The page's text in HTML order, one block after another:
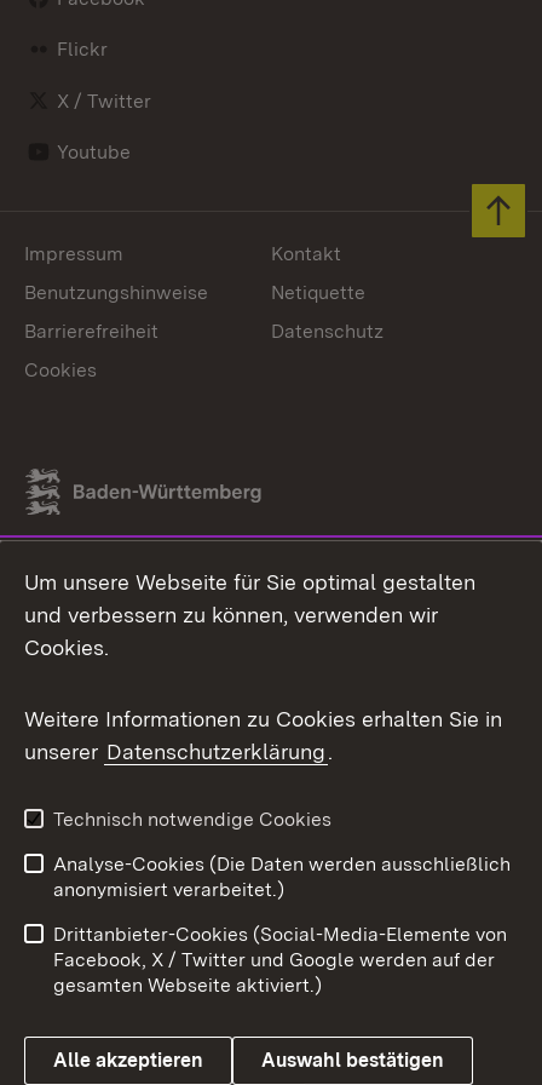
Flickr
X / Twitter
Youtube
Link zum Landesportal
Impressum
Kontakt
Benutzungshinweise
Netiquette
Barrierefreiheit
Datenschutz
Cookies
Um unsere Webseite für Sie optimal gestalten
und verbessern zu können, verwenden wir
Cookies.
Weitere Informationen zu Cookies erhalten Sie in
unserer Datenschutzerklärung.
Technisch notwendige Cookies
Analyse-Cookies (Die Daten werden ausschließlich
anonymisiert verarbeitet.)
Drittanbieter-Cookies (Social-Media-Elemente von
Facebook, X / Twitter und Google werden auf der
gesamten Webseite aktiviert.)
Alle akzeptieren Auswahl bestätigen